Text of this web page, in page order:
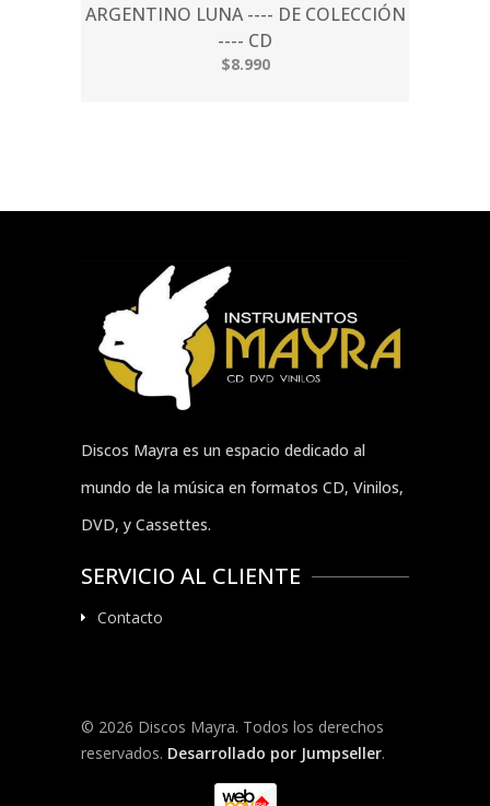
ARGENTINO LUNA ---- DE COLECCIÓN
---- CD
$8.990
Discos Mayra es un espacio dedicado al
mundo de la música en formatos CD, Vinilos,
DVD, y Cassettes.
SERVICIO AL CLIENTE
Contacto
© 2026 Discos Mayra. Todos los derechos
reservados. Desarrollado por Jumpseller.